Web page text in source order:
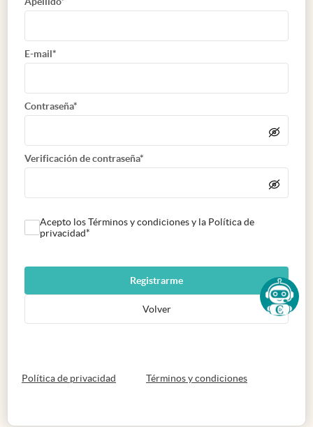
E-mail*
Contraseña*
Verificación de contraseña*
Acepto los Términos y condiciones y la Política de
privacidad*
Registrarme
Volver
Política de privacidad abre en nueva pestaña
Términos y condicionesabre en nueva